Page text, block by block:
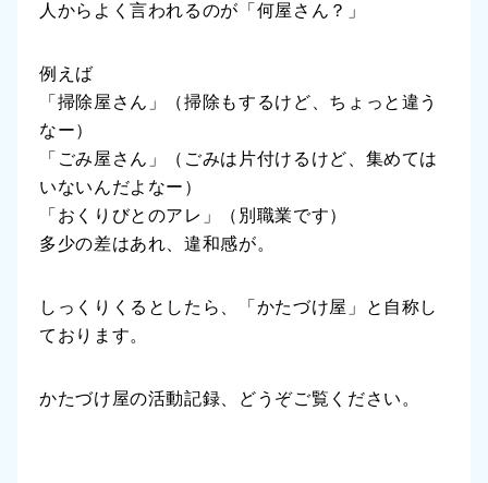
人からよく言われるのが「何屋さん？」
例えば
「掃除屋さん」（掃除もするけど、ちょっと違う
なー）
「ごみ屋さん」（ごみは片付けるけど、集めては
いないんだよなー）
「おくりびとのアレ」（別職業です）
多少の差はあれ、違和感が。
しっくりくるとしたら、「かたづけ屋」と自称し
ております。
かたづけ屋の活動記録、どうぞご覧ください。